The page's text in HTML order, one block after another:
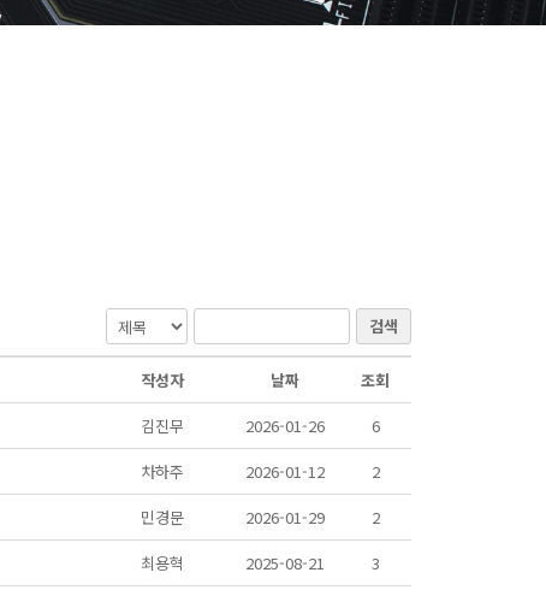
검색
작성자 날짜
조회
김진무 2026-01-26
6
차하주 2026-01-12
2
민경문 2026-01-29
2
최용혁 2025-08-21
3